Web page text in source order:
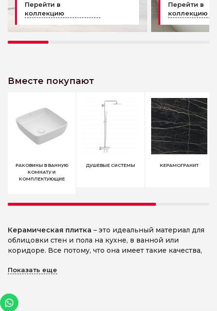
Перейти в
коллекцию
Перейти в
коллекцию
Вместе покупают
РАКОВИНЫ В ВАННУЮ
КОМНАТУ И
КОМПЛЕКТУЮЩИЕ
ДУШЕВЫЕ СИСТЕМЫ КЕРАМОГРАНИТ
Керамическая плитка – это идеальный материал для
облицовки стен и пола на кухне, в ванной или
коридоре. Все потому, что она имеет такие качества,
химических веществ, а также, за ней легко ухаживать.
Как выбрать керамическую плитку
Показать еще